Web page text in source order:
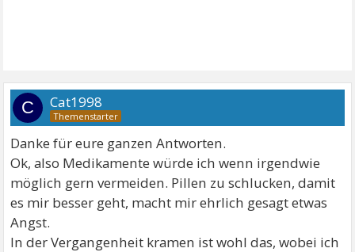
C Cat1998
Danke für eure ganzen Antworten.
Ok, also Medikamente würde ich wenn irgendwie
möglich gern vermeiden. Pillen zu schlucken, damit
es mir besser geht, macht mir ehrlich gesagt etwas
Angst.
In der Vergangenheit kramen ist wohl das, wobei ich